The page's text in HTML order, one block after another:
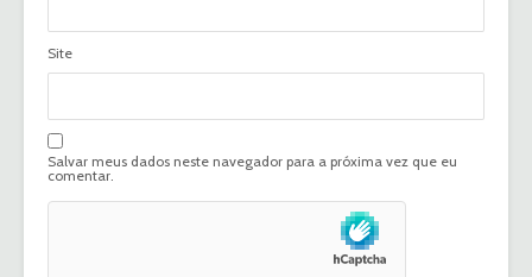
Site
Salvar meus dados neste navegador para a próxima vez que eu
comentar.